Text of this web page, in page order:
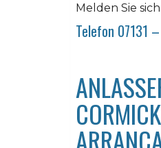
Melden Sie
Telefon 07131